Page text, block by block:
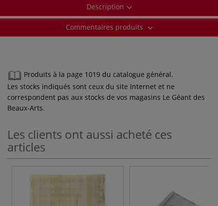
Description
Commentaires produits
Produits à la page 1019 du catalogue général.
Les stocks indiqués sont ceux du site Internet et ne
correspondent pas aux stocks de vos magasins Le Géant des
Beaux-Arts.
Les clients ont aussi acheté ces
articles